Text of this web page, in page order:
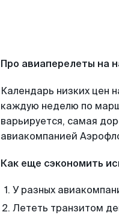
Про авиаперелеты на
Календарь низких цен
каждую неделю по
варьируется, самая
авиакомпанией
Как еще сэкономить
У разных
Лететь транзитом